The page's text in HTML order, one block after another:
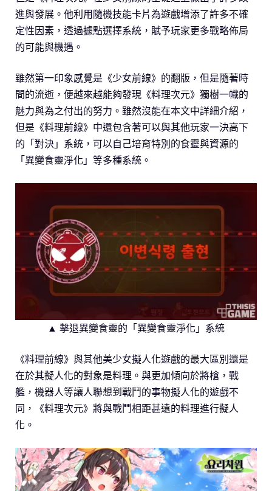
進與發展。他利用隨機技能卡片為遊戲增添了許多不確
定性因素，透過據點選擇系統，賦予玩家更多戰略佈局
的可能與機遇。
雖然第一印象感覺是《少女前線》的翻版，但是隨著時
間的流逝，便越來越能夠發現《料理次元》獨樹一幟的
魅力與為之付出的努力。雖然沒能在本文中詳細介紹，
但是《料理前線》中還包含著可以與其他玩家一決高下
的「對決」系統，可以自己培育特別的食靈與資源的
「異變食靈淨化」等多種系統。
▲ 擊退異變食靈的「異變食靈淨化」系統
《料理前線》與其他美少女擬人化遊戲的最大區別還是
在於其擬人化的對象是料理。與更加傾向於將槍，戰
艦，機器人等讓人聯想到戰鬥的事物擬人化的遊戲不
同，《料理次元》將與戰鬥相距甚遠的料理進行擬人
化。